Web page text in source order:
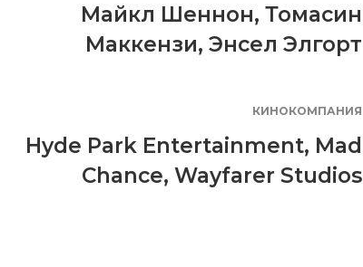
Майкл Шеннон, Томасин
Маккензи, Энсел Элгорт
КИНОКОМПАНИЯ
Hyde Park Entertainment, Mad
Chance, Wayfarer Studios